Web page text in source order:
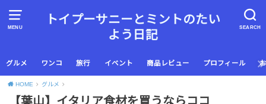
MENU SEARCH
トイプーサニーとミントのたい
よう日記
グルメ ワンコ 旅行 イベント 商品レビュー プロフィール
HOME グルメ
【葉山】イタリア食材を買うならココ